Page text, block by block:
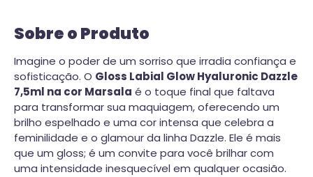
Sobre o Produto
Imagine o poder de um sorriso que irradia confiança e
sofisticação. O Gloss Labial Glow Hyaluronic Dazzle
7,5ml na cor Marsala é o toque final que faltava
para transformar sua maquiagem, oferecendo um
brilho espelhado e uma cor intensa que celebra a
feminilidade e o glamour da linha Dazzle. Ele é mais
que um gloss; é um convite para você brilhar com
uma intensidade inesquecível em qualquer ocasião.